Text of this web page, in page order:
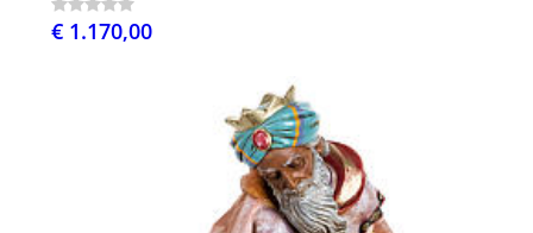
€ 1.170,00